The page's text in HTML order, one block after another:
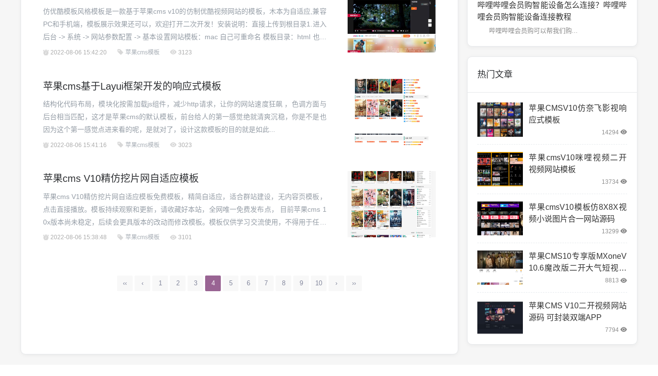
仿优酷模板风格模板是一款基于苹果cms v10的仿制优酷视频网站的模板，木本为自适应,兼容
PC和手机端，模板展示效果还可以，欢迎打开二次开发！安装说明：直接上传到根目录1.进入
后台 -> 系统 -> 网站参数配置 -> 基本设置网站模板：mac 自己可重命名 模板目录：html 也可
以重命名2.进入后台 -> 系统 -> 网站参数配置 -> 预留参数...
2022-08-06 15:42:20 苹果cms模板 3123
苹果cms基于Layui框架开发的响应式模板
结构化代码布局，模块化按需加载js组件，减少http请求，让你的网站速度狂飙 ，色调方面与
后台相当匹配，这才是苹果cms的默认模板，前台给人的第一感觉绝就清爽沉稳，你是不是也
因为这个第一感觉点进来看的呢，是就对了，设计这款模板的目的就是如此...
2022-08-06 15:41:16 苹果cms模板 3023
苹果cms V10精仿挖片网自适应模板
苹果cms V10精仿挖片网自适应模板免费模板，精简自适应，适合群站建设，无内容页模板，
点击直接播放。模板持续观察和更新，请收藏好本站，全网唯一免费发布点， 目前苹果cms 1
0x版本尚未稳定，后续会更具版本的改动而修改模板。模板仅供学习交流使用，不得用于任何
商业用途和违法网站建设，违者自行承担全部责任，与模板开发者无关，开发者不承担任何连
2022-08-06 15:38:48 苹果cms模板 3101
‹‹ ‹ 1 2 3 4 5 6 7 8 9 10 › ››
哔哩哔哩会员购智能设备怎么连接？哔哩哔
哩会员购智能设备连接教程
哔哩哔哩会员购可以帮我们购...
热门文章
苹果CMSV10仿奈飞影视响
应式模板
14294
苹果cmsV10咪哩视频二开
视频网站模板
13734
苹果cmsV10模板仿8X8X视
频小说图片合一网站源码
13299
苹果CMS10专享版MXoneV
10.6魔改版二开大气短视模
8813
苹果CMS V10二开视频网站
源码 可封装双端APP
7794